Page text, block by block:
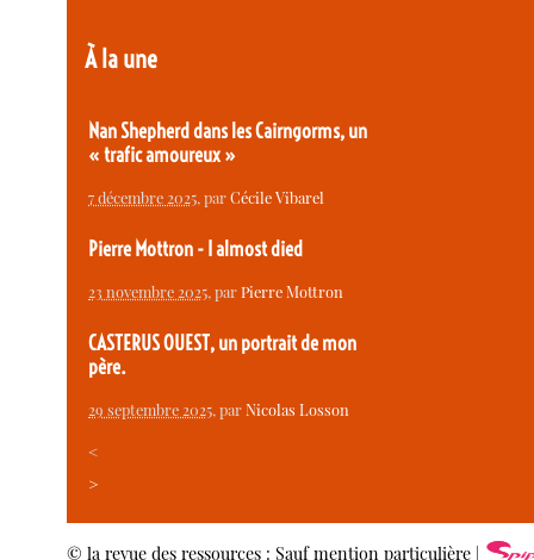
À la une
Nan Shepherd dans les Cairngorms, un
« trafic amoureux »
7 décembre 2025, parCécile Vibarel
Pierre Mottron - I almost died
23 novembre 2025, parPierre Mottron
CASTERUS OUEST, un portrait de mon
père.
29 septembre 2025, parNicolas Losson
<
>
© la revue des ressources : Sauf mention particulière |